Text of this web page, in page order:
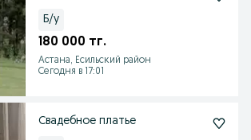
Б/у
180 000 тг.
Астана, Есильский район
Сегодня в 17:01
Свадебное платье